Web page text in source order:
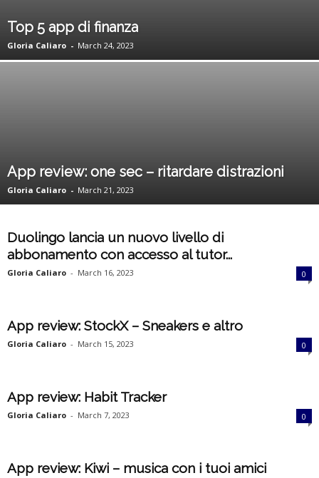
n
Top 5 app di finanza
Gloria Caliaro - March 24, 2023
App review: one sec – ritardare distrazioni
Gloria Caliaro - March 21, 2023
Duolingo lancia un nuovo livello di
abbonamento con accesso al tutor...
Gloria Caliaro - March 16, 2023 0
App review: StockX – Sneakers e altro
Gloria Caliaro - March 15, 2023 0
App review: Habit Tracker
Gloria Caliaro - March 7, 2023 0
App review: Kiwi – musica con i tuoi amici